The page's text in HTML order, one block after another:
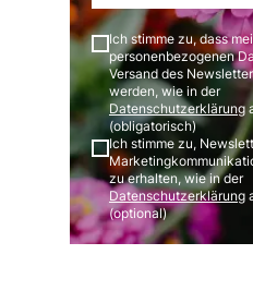
Ich stimme zu, dass
personenbezogenen
Versand des
werden, wie in der
Datenschutzerklärung
(obligatorisch)
Ich stimme zu,
zu erhalten, wie in der
Datenschutzerklärung
(optional)